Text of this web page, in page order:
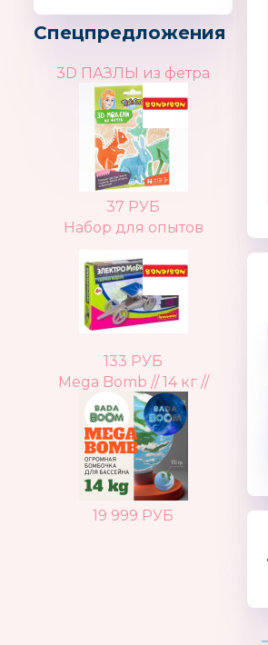
Спецпредложения
3D ПАЗЛЫ из фетра
37 РУБ
Набор для опытов
133 РУБ
Mega Bomb // 14 кг //
19 999 РУБ